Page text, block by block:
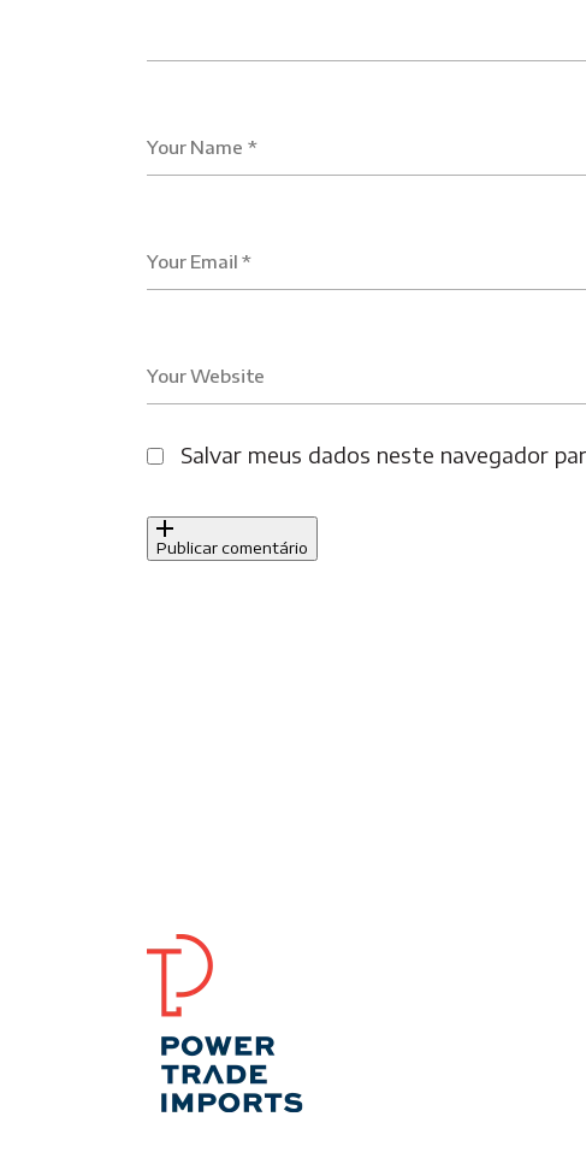
Your Name *
Your Email *
Your Website
Salvar meus dados neste navegador
Publicar comentário